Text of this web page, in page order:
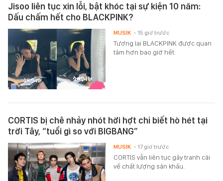
Jisoo liên tục xin lỗi, bật khóc tại sự kiện 10 năm:
Dấu chấm hết cho BLACKPINK?
Tương lai BLACKPINK được quan
tâm hơn bao giờ hết.
MUSIK - 15 giờ trước
CORTIS bị chê nhảy nhót hời hợt chỉ biết hò hét tại
trời Tây, “tuổi gì so với BIGBANG”
CORTIS vẫn liên tục gây tranh cãi
về chất lượng sân khấu.
MUSIK - 17 giờ trước